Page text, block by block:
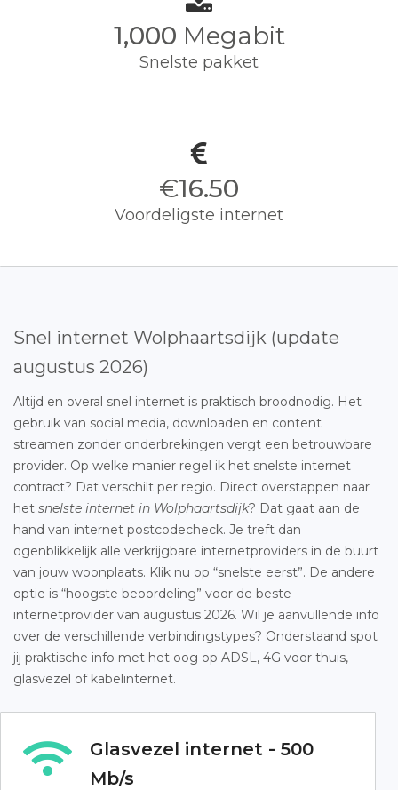
1,000 Megabit
Snelste pakket
€16.50
Voordeligste internet
Snel internet Wolphaartsdijk (update
augustus 2026)
Altijd en overal snel internet is praktisch broodnodig. Het
gebruik van social media, downloaden en content
streamen zonder onderbrekingen vergt een betrouwbare
provider. Op welke manier regel ik het snelste internet
contract? Dat verschilt per regio. Direct overstappen naar
het snelste internet in Wolphaartsdijk? Dat gaat aan de
hand van internet postcodecheck. Je treft dan
ogenblikkelijk alle verkrijgbare internetproviders in de buurt
van jouw woonplaats. Klik nu op “snelste eerst”. De andere
optie is “hoogste beoordeling” voor de beste
internetprovider van augustus 2026. Wil je aanvullende info
over de verschillende verbindingstypes? Onderstaand spot
jij praktische info met het oog op ADSL, 4G voor thuis,
glasvezel of kabelinternet.
Glasvezel internet - 500
Mb/s